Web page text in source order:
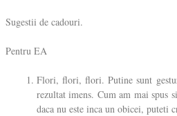
Sugestii de cadouri.
Pentru EA
Flori, flori, flori. Putine sunt
rezultat imens. Cum am mai spus
daca nu este inca un obicei, puteti